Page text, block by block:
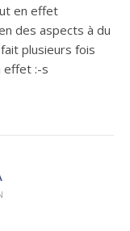
en effet
des aspects à du
plusieurs fois
effet :-s